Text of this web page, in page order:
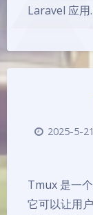
Laravel 应
2025-5-
Tmux 是一
它可以让用